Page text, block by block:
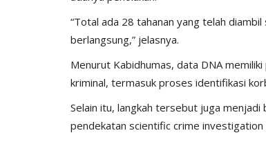
“Total ada 28 tahanan yang telah
berlangsung,” jelasnya.
Menurut Kabidhumas, data DNA
kriminal, termasuk proses identifikasi
Selain itu, langkah tersebut juga
pendekatan scientific crime investigation